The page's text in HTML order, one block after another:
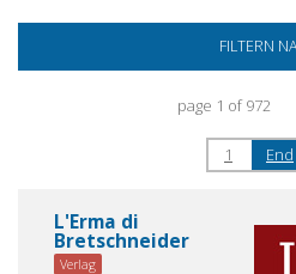
FILTERN
page 1 of 972
1 End
L'Erma di
Bretschneider
Verlag